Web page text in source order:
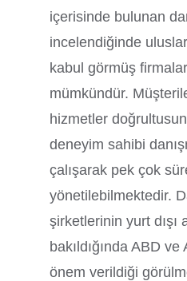
içerisinde bulunan
incelendiğinde
kabul görmüş
mümkündür.
hizmetler
deneyim sahibi
çalışarak pek çok
yönetilebilmektedir.
şirketlerinin yurt dışı
bakıldığında ABD
önem verildiği